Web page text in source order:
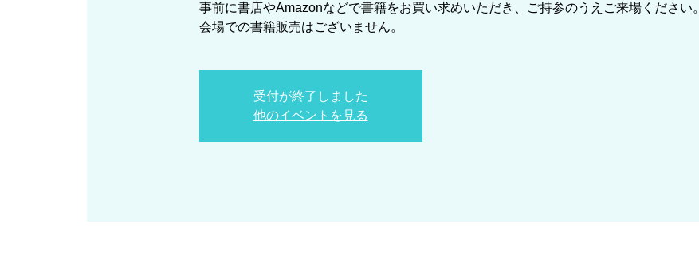
事前に書店やAmazonなどで書籍をお買い求めいただき、ご持参のうえご来場ください。
会場での書籍販売はございません。
受付が終了しました
他のイベントを見る